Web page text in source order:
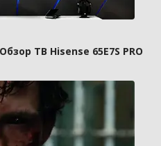
ТВ Hisense 65E7S PRO